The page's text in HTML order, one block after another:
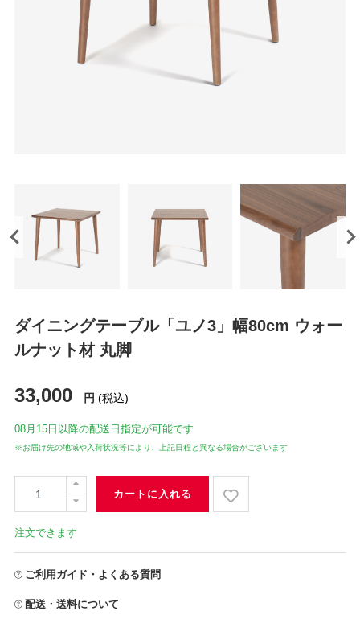
ダイニングテーブル「ユノ3」幅80cm ウォー
ルナット材 丸脚
33,000 円 (税込)
08月15日 以降の配送日指定が可能です
※お届け先の地域や入荷状況等により、上記日程と異なる場合がございます
カートに入れる
注文できます
ご利用ガイド・よくある質問
配送・送料について